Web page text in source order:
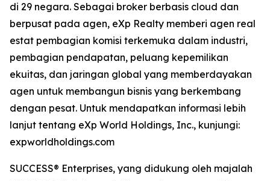
di 29 negara. Sebagai broker berbasis cloud dan
berpusat pada agen, eXp Realty memberi agen real
estat pembagian komisi terkemuka dalam industri,
pembagian pendapatan, peluang kepemilikan
ekuitas, dan jaringan global yang memberdayakan
agen untuk membangun bisnis yang berkembang
dengan pesat. Untuk mendapatkan informasi lebih
lanjut tentang eXp World Holdings, Inc., kunjungi:
expworldholdings.com
SUCCESS® Enterprises, yang didukung oleh majalah